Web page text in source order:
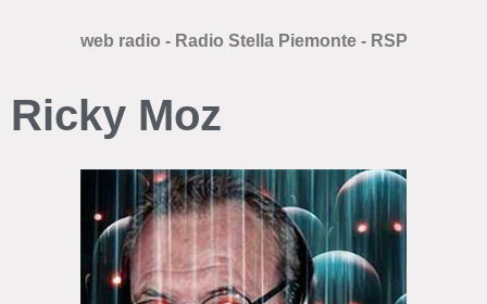
web radio - Radio Stella Piemonte - RSP
Ricky Moz